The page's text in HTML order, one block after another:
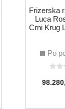
Frizerska
Luca
Crni Krug
Po